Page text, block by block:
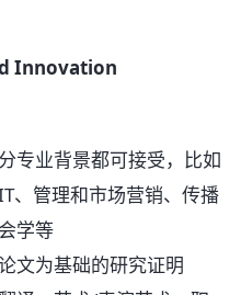
Innovation
专业背景都可接受，比如
、管理和市场营销、传播
学等
文为基础的研究证明